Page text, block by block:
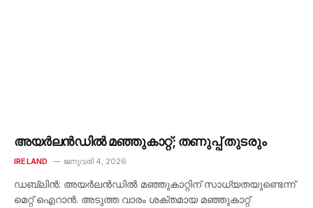
അയർലൻഡിൽ മഞ്ഞുകാറ്റ്; തണുപ്പ് തുടരും
IRELAND ജനുവരി 4, 2026
ഡബ്ലിൻ: അയർലൻഡിൽ മഞ്ഞുകാറ്റിന് സാധ്യതയുണ്ടെന്ന്
മെറ്റ് ഐറാൻ. അടുത്ത വാരം ശക്തമായ മഞ്ഞുകാറ്റ്